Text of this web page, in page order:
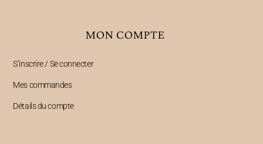
MON COMPTE
S’inscrire / Se connecter
Mes commandes
Détails du compte